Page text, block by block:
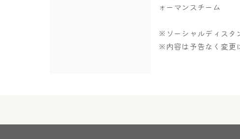
ォーマンスチーム
※ソーシャルディスタ
※内容は予告なく変更